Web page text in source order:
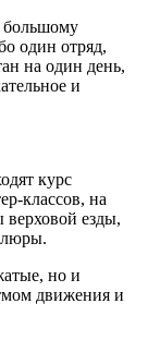
большому
один отряд,
на один день,
и
курс
классов, на
езды,
но и
движения и